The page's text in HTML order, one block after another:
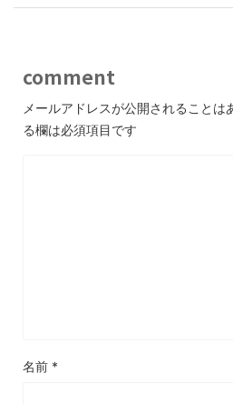
comment
メールアドレスが公開されることは
る欄は必須項目です
名前 *